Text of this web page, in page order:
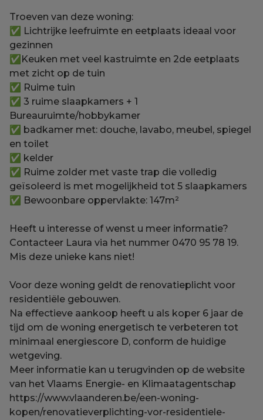
Troeven van deze woning:
✅ Lichtrijke leefruimte en eetplaats ideaal voor
gezinnen
✅Keuken met veel kastruimte en 2de eetplaats
met zicht op de tuin
✅ Ruime tuin
✅ 3 ruime slaapkamers + 1
Bureauruimte/hobbykamer
✅ badkamer met: douche, lavabo, meubel, spiegel
en toilet
✅ kelder
✅ Ruime zolder met vaste trap die volledig
geïsoleerd is met mogelijkheid tot 5 slaapkamers
✅ Bewoonbare oppervlakte: 147m²
Heeft u interesse of wenst u meer informatie?
Contacteer Laura via het nummer 0470 95 78 19.
Mis deze unieke kans niet!
Voor deze woning geldt de renovatieplicht voor
residentiële gebouwen.
Na effectieve aankoop heeft u als koper 6 jaar de
tijd om de woning energetisch te verbeteren tot
minimaal energiescore D, conform de huidige
wetgeving.
Meer informatie kan u terugvinden op de website
van het Vlaams Energie- en Klimaatagentschap
https://www.vlaanderen.be/een-woning-
kopen/renovatieverplichting-vor-residentiele-